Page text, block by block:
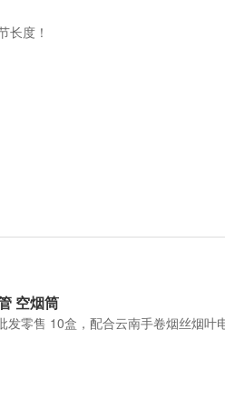
长度！
空烟筒
零售 10盒，配合云南手卷烟丝烟叶